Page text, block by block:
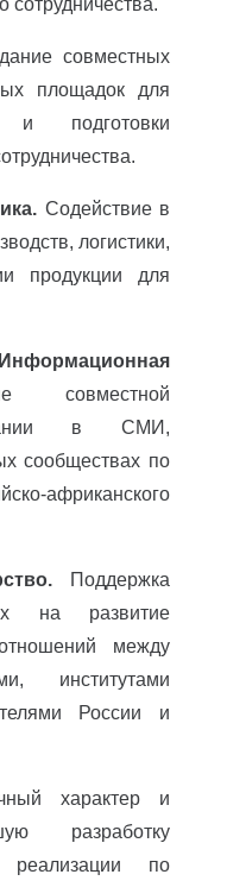
сотрудничества.
совместных
площадок для
и подготовки
Содействие в
логистики,
продукции для
совместной
в СМИ,
сообществах по
африканского
Поддержка
на развитие
между
институтами
России и
характер и
разработку
реализации по